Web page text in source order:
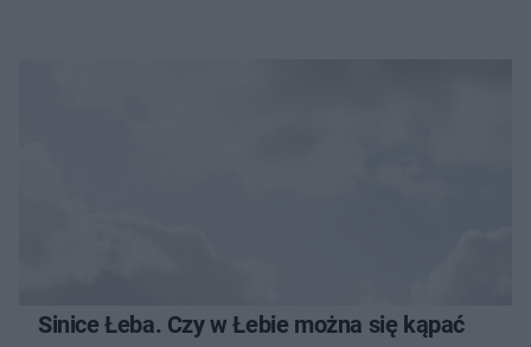
Sinice Łeba. Czy w Łebie można się kąpać